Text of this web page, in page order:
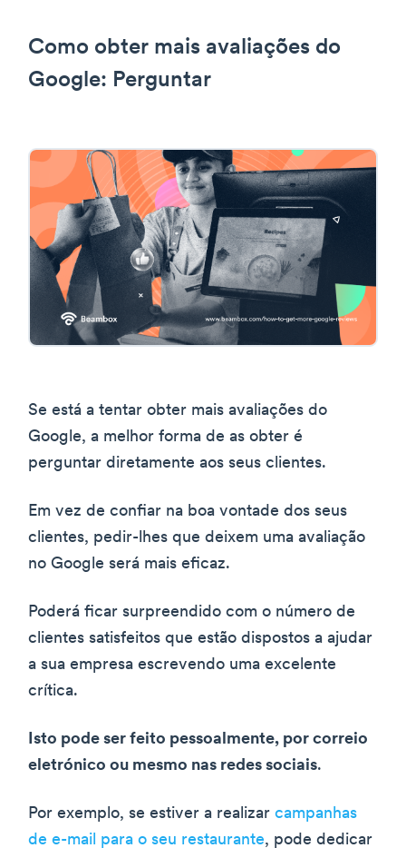
Como obter mais avaliações do
Google: Perguntar
Se está a tentar obter mais avaliações do
Google, a melhor forma de as obter é
perguntar diretamente aos seus clientes.
Em vez de confiar na boa vontade dos seus
clientes, pedir-lhes que deixem uma avaliação
no Google será mais eficaz.
Poderá ficar surpreendido com o número de
clientes satisfeitos que estão dispostos a ajudar
a sua empresa escrevendo uma excelente
crítica.
Isto pode ser feito pessoalmente, por correio
eletrónico ou mesmo nas redes sociais.
Por exemplo, se estiver a realizar campanhas
de e-mail para o seu restaurante, pode dedicar